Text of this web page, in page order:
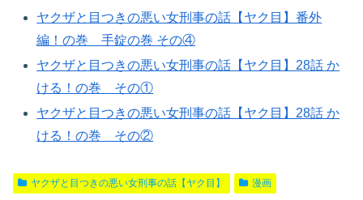
ヤクザと目つきの悪い女刑事の話【ヤク目】番外
編！の巻 手錠の巻 その④
ヤクザと目つきの悪い女刑事の話【ヤク目】28話 か
ける！の巻 その①
ヤクザと目つきの悪い女刑事の話【ヤク目】28話 か
ける！の巻 その②
ヤクザと目つきの悪い女刑事の話【ヤク目】 漫画